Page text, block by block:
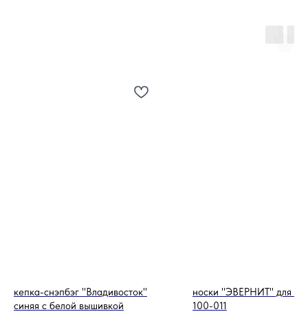
кепка-снэпбэг "Владивосток"
синяя с белой вышивкой
носки "ЭВЕРНИТ" для
100-011